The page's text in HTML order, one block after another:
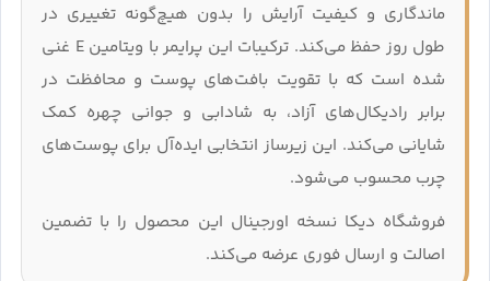
ماندگاری و کیفیت آرایش را بدون هیچ‌گونه تغییری در
طول روز حفظ می‌کند. ترکیبات این پرایمر با ویتامین E غنی
شده است که با تقویت بافت‌های پوست و محافظت در
برابر رادیکال‌های آزاد، به شادابی و جوانی چهره کمک
شایانی می‌کند. این زیرساز انتخابی ایده‌آل برای پوست‌های
چرب محسوب می‌شود.
فروشگاه دیکا نسخه اورجینال این محصول را با تضمین
اصالت و ارسال فوری عرضه می‌کند.